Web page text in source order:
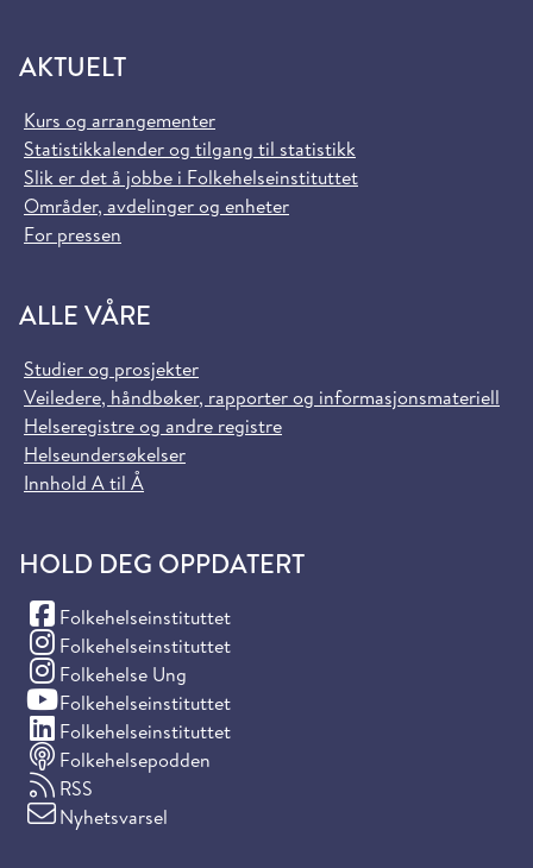
AKTUELT
Kurs og arrangementer
Statistikkalender og tilgang til statistikk
Slik er det å jobbe i Folkehelseinstituttet
Områder, avdelinger og enheter
For pressen
ALLE VÅRE
Studier og prosjekter
Veiledere, håndbøker, rapporter og informasjonsmateriell
Helseregistre og andre registre
Helseundersøkelser
Innhold A til Å
HOLD DEG OPPDATERT
Folkehelseinstituttet
(Facebook)
Folkehelseinstituttet
(Instagram)
Folkehelse Ung
(Instagram)
Folkehelseinstituttet
(YouTube)
Folkehelseinstituttet
(LinkedIn)
Folkehelsepodden
RSS
Nyhetsvarsel